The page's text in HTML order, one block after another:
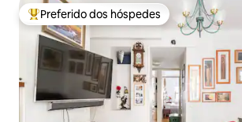
Entre os melhores preferidos dos hóspedes
Preferido dos hóspedes